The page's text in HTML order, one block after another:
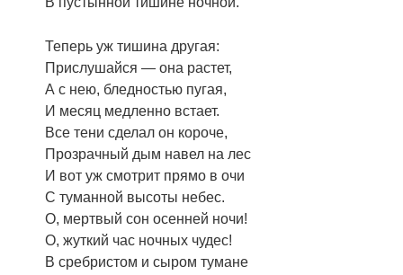
Теперь уж тишина другая:
Прислушайся — она растет,
А с нею, бледностью пугая,
И месяц медленно встает.
Все тени сделал он короче,
Прозрачный дым навел на лес
И вот уж смотрит прямо в очи
С туманной высоты небес.
О, мертвый сон осенней ночи!
О, жуткий час ночных чудес!
В сребристом и сыром тумане